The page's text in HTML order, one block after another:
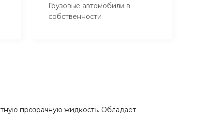
Грузовые автомобили в
собственности
прозрачную жидкость. Обладает